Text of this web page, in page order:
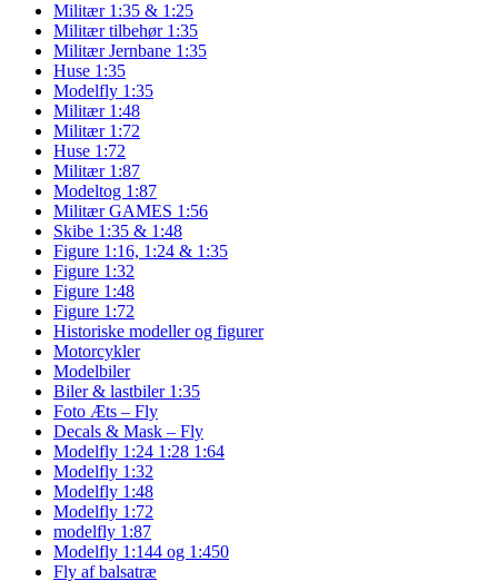
Militær 1:35 & 1:25
Militær tilbehør 1:35
Militær Jernbane 1:35
Huse 1:35
Modelfly 1:35
Militær 1:48
Militær 1:72
Huse 1:72
Militær 1:87
Modeltog 1:87
Militær GAMES 1:56
Skibe 1:35 & 1:48
Figure 1:16, 1:24 & 1:35
Figure 1:32
Figure 1:48
Figure 1:72
Historiske modeller og figurer
Motorcykler
Modelbiler
Biler & lastbiler 1:35
Foto Æts – Fly
Decals & Mask – Fly
Modelfly 1:24 1:28 1:64
Modelfly 1:32
Modelfly 1:48
Modelfly 1:72
modelfly 1:87
Modelfly 1:144 og 1:450
Fly af balsatræ